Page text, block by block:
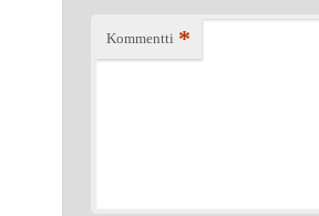
Kommentti *